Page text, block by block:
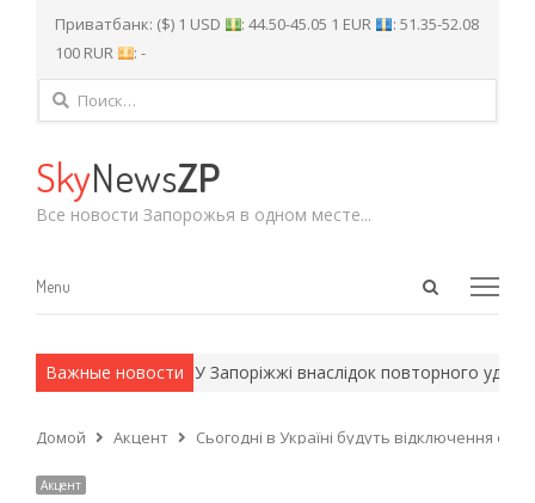
Приватбанк: ($) 1 USD : 44.50-45.05 1 EUR
: 51.35-52.08
100 RUR
: -
Найти:
SkyNewsZP
Все новости Запорожья в одном месте...
Open
Menu
Menu
Важные новости
методы. У Запоріжжі внаслідок повторного удару
Домой Акцент Сьогодні в Україні будуть відключення
Акцент